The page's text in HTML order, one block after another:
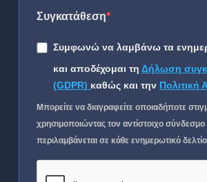
Συγκατάθεση
Συμφωνώ να λαμβάνω τα
και αποδέχομαι τη Δήλωση
(GDPR) καθώς και την Πολιτική
Μπορείτε να διαγραφείτε οποιαδήποτε
χρησιμοποιώντας τον αντίστοιχο
περιλαμβάνεται σε κάθε ενημερωτικό